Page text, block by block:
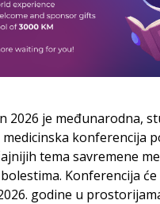
2026 je međunarodna,
konferencija
tema savremene
Konferencija će
godine u